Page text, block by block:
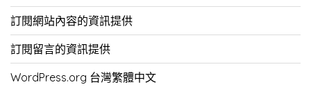
訂閱網站內容的資訊提供
訂閱留言的資訊提供
WordPress.org 台灣繁體中文